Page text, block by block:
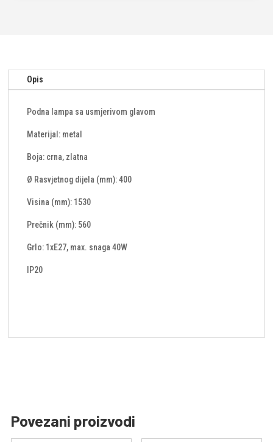
Opis
Podna lampa sa usmjerivom glavom
Materijal: metal
Boja: crna, zlatna
Ø Rasvjetnog dijela (mm): 400
Visina (mm): 1530
Prečnik (mm): 560
Grlo: 1xE27, max. snaga 40W
IP20
Povezani proizvodi